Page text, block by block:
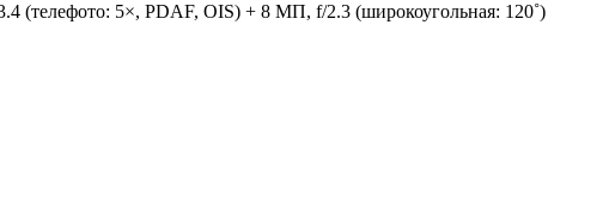
5×, PDAF, OIS) + 8 МП, f/2.3 (широкоугольная: 120˚)